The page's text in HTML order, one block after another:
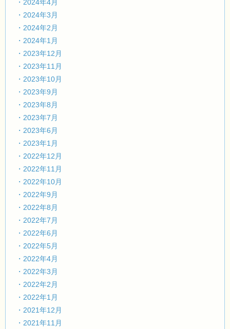
・2024年4月
・2024年3月
・2024年2月
・2024年1月
・2023年12月
・2023年11月
・2023年10月
・2023年9月
・2023年8月
・2023年7月
・2023年6月
・2023年1月
・2022年12月
・2022年11月
・2022年10月
・2022年9月
・2022年8月
・2022年7月
・2022年6月
・2022年5月
・2022年4月
・2022年3月
・2022年2月
・2022年1月
・2021年12月
・2021年11月